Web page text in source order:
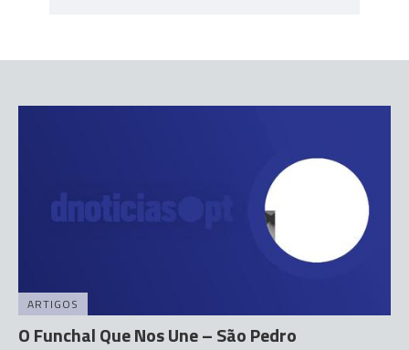
ARTIGOS
O Funchal Que Nos Une – São Pedro